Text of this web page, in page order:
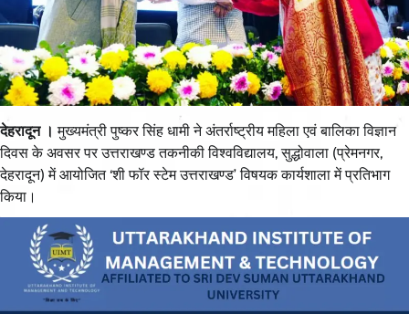
देहरादून । मुख्यमंत्री पुष्कर सिंह धामी ने अंतर्राष्ट्रीय महिला एवं बालिका विज्ञान
दिवस के अवसर पर उत्तराखण्ड तकनीकी विश्वविद्यालय, सुद्धोवाला (प्रेमनगर,
देहरादून) में आयोजित ‘शी फॉर स्टेम उत्तराखण्ड’ विषयक कार्यशाला में प्रतिभाग
किया।